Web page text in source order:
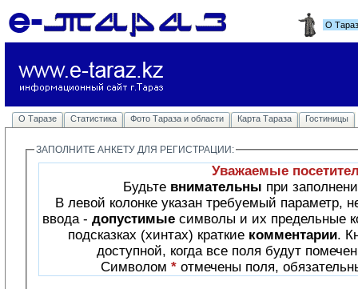
О
О Таразе Статистика Фото Тараза и области Карта Тараза Гостиницы
ЗАПОЛНИТЕ АНКЕТУ ДЛЯ РЕГИСТРАЦИИ:
Уважаемые
Будьте внимательны при
В левой колонке указан требуемый параметр,
ввода - допустимыесимволы и их предельные
подсказках (хинтах) краткие комментарии
.
доступной, когда все поля будут
Символом * отмечены поля,